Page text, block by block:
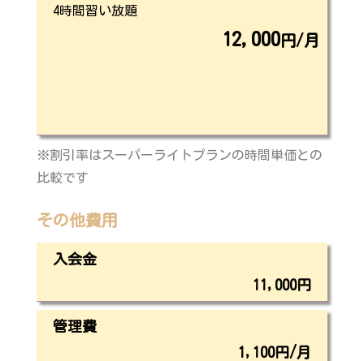
4時間習い放題
12,000 円/月
※割引率はスーパーライトプランの時間単価との
比較です
その他費用
入会金
11,000円
管理費
1,100円/月